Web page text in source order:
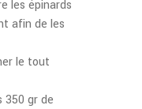
les épinards
afin de les
le tout
350 gr de